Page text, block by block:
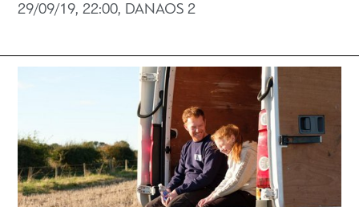
29/09/19, 22:00, DANAOS 2